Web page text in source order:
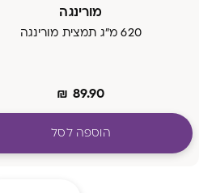
מורינגה
620 מ"ג תמצית מורינגה
₪ 89.90
הוספה לסל